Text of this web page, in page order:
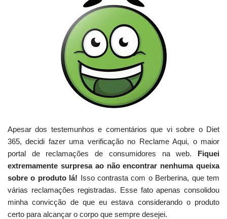
Apesar dos testemunhos e comentários que vi sobre o Diet
365, decidi fazer uma verificação no Reclame Aqui, o maior
portal de reclamações de consumidores na web. Fiquei
extremamente surpresa ao não encontrar nenhuma queixa
sobre o produto lá! Isso contrasta com o Berberina, que tem
várias reclamações registradas. Esse fato apenas consolidou
minha convicção de que eu estava considerando o produto
certo para alcançar o corpo que sempre desejei.